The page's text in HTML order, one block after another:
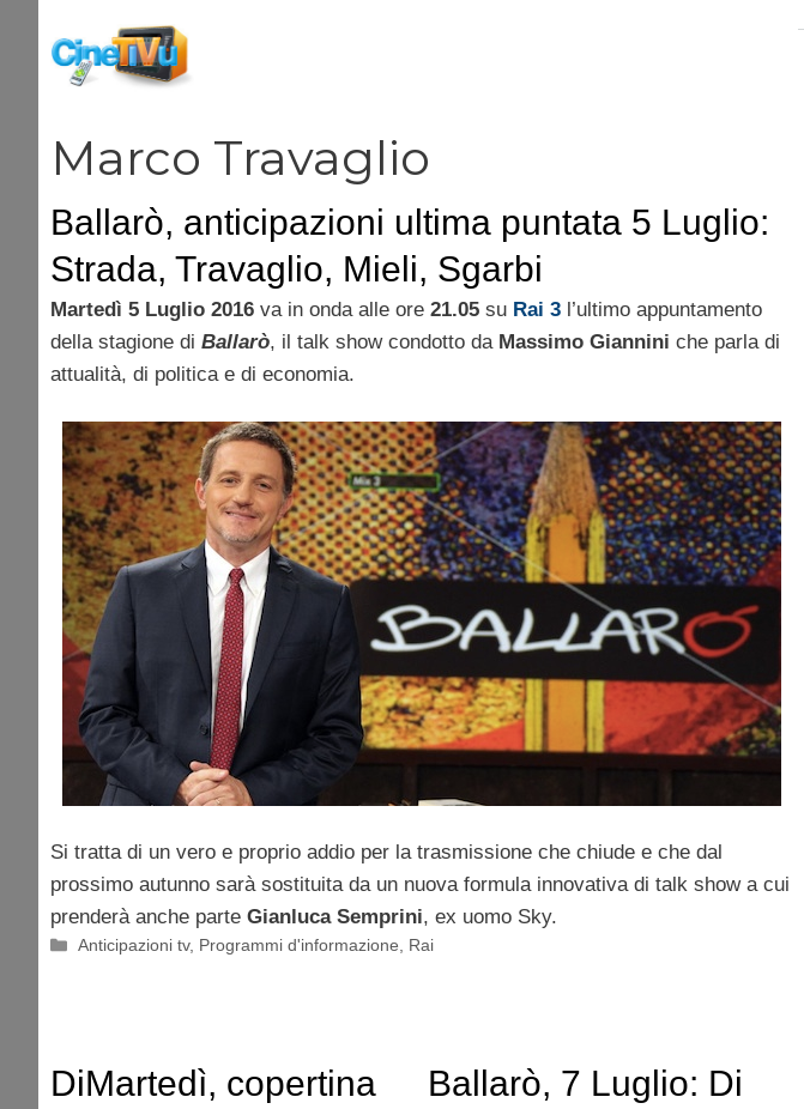
contenuto
Marco Travaglio
Ballarò, anticipazioni ultima puntata 5 Luglio:
Strada, Travaglio, Mieli, Sgarbi
Martedì 5 Luglio 2016 va in onda alle ore 21.05 su Rai 3 l’ultimo appuntamento
della stagione di Ballarò, il talk show condotto da Massimo Giannini che parla di
attualità, di politica e di economia.
Si tratta di un vero e proprio addio per la trasmissione che chiude e che dal
prossimo autunno sarà sostituita da un nuova formula innovativa di talk show a cui
prenderà anche parte Gianluca Semprini, ex uomo Sky.
Categorie
Anticipazioni tv, Programmi d'informazione, Rai
DiMartedì, copertina
Ballarò, 7 Luglio: Di